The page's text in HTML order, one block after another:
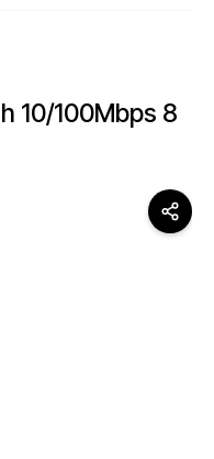
10/100Mbps 8